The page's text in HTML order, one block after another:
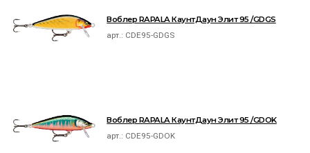
Воблер RAPALA КаунтДаун Элит 95 /GDGS
арт.: CDE95-GDGS
Воблер RAPALA КаунтДаун Элит 95 /GDOK
арт.: CDE95-GDOK